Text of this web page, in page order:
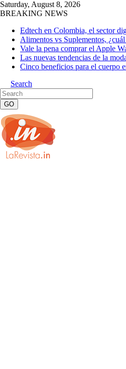
Saturday, August 8, 2026
BREAKING NEWS
Edtech en Colombia, el sector
Alimentos vs Suplementos,
Vale la pena comprar el Apple
Las nuevas tendencias de la
Cinco beneficios para el cuerpo
Search